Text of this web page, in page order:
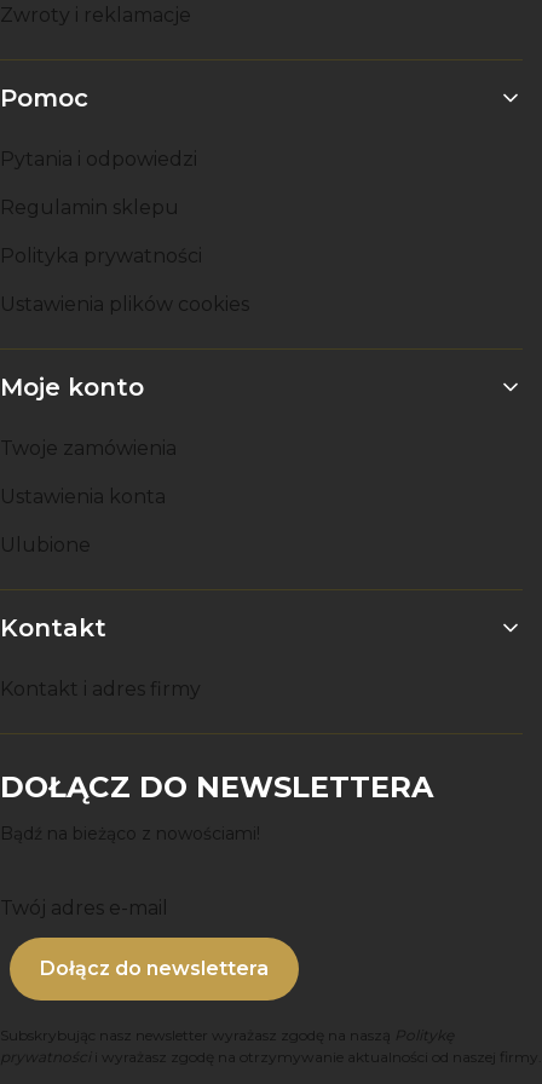
Zwroty i reklamacje
Pomoc
Pytania i odpowiedzi
Regulamin sklepu
Polityka prywatności
Ustawienia plików cookies
Moje konto
Twoje zamówienia
Ustawienia konta
Ulubione
Kontakt
Kontakt i adres firmy
DOŁĄCZ DO NEWSLETTERA
Bądź na bieżąco z nowościami!
Twój adres e-mail
Dołącz do newslettera
Subskrybując nasz newsletter wyrażasz zgodę na naszą Politykę
prywatności
i wyrażasz zgodę na otrzymywanie aktualności od naszej firmy.